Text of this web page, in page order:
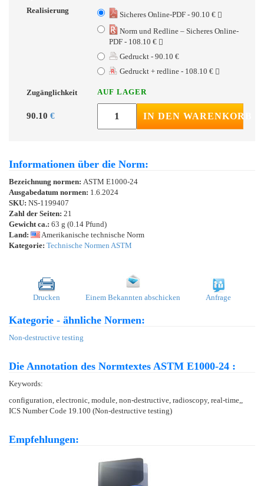
Realisierung
Sicheres Online-PDF - 90.10 €
Norm und Redline – Sicheres Online-
PDF - 108.10 €
Gedruckt - 90.10 €
Gedruckt + redline - 108.10 €
Zugänglichkeit AUF LAGER
90.10 € IN DEN WARENKORB
Informationen über die Norm:
Bezeichnung normen: ASTM E1000-24
Ausgabedatum normen: 1.6.2024
SKU: NS-1199407
Zahl der Seiten: 21
Gewicht ca.: 63 g (0.14 Pfund)
Land:
Amerikanische technische Norm
Kategorie: Technische Normen ASTM
Drucken Einem Bekannten abschicken Anfrage
Kategorie - ähnliche Normen:
Non-destructive testing
Die Annotation des Normtextes ASTM E1000-24 :
Keywords:
configuration, electronic, module, non-destructive, radioscopy, real-time,,
ICS Number Code 19.100 (Non-destructive testing)
Empfehlungen: